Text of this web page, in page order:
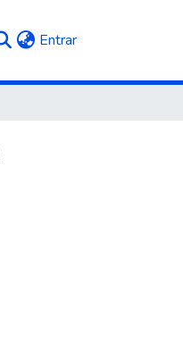
Entrar(current)